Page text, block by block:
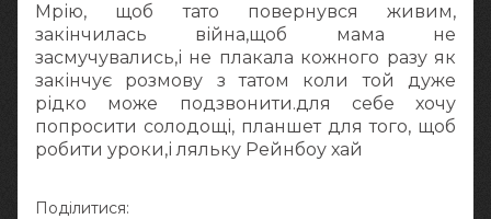
Мрію, щоб тато повернувся живим,
закінчилась війна,щоб мама не
засмучувались,і не плакала кожного разу як
закінчує розмову з татом коли той дуже
рідко може подзвонити.для себе хочу
попросити солодощі, планшет для того, щоб
робити уроки,і ляльку Рейнбоу хай
Поділитися: